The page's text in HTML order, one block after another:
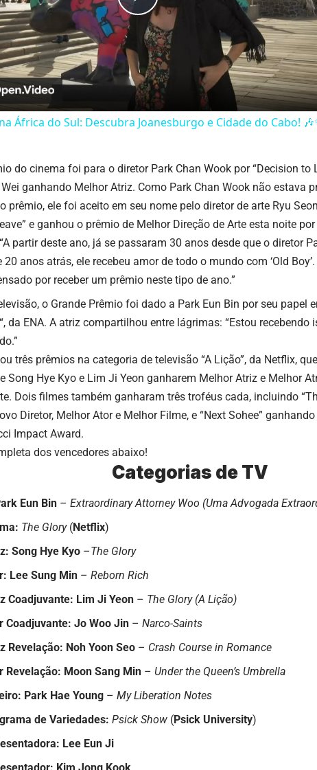
Play
Video
África do Sul: Descubra Joanesburgo e Cidade do Cabo!
do cinema foi para o diretor Park Chan Wook por “Decision to
ganhando Melhor Atriz. Como Park Chan Wook não estava
prêmio, ele foi aceito em seu nome pelo diretor de arte Ryu
e ganhou o prêmio de Melhor Direção de Arte esta noite
partir deste ano, já se passaram 30 anos desde que o diretor
20 anos atrás, ele recebeu amor de todo o mundo com ‘Old
por receber um prêmio neste tipo de ano.”
o Grande Prêmio foi dado a Park Eun Bin por seu papel
“, da ENA. A atriz compartilhou entre lágrimas: “Estou recebendo
três prêmios na categoria de televisão “A Lição”, da Netflix,
Song Hye Kyo e Lim Ji Yeon ganharem Melhor Atriz e Melhor
Dois filmes também ganharam três troféus cada, incluindo
Diretor, Melhor Ator e Melhor Filme, e “Next Sohee”
Impact Award.
dos vencedores abaixo!
Categorias de TV
Eun Bin – Extraordinary Attorney Woo (Uma Advogada
The Glory(Netflix)
Song Hye Kyo –The Glory
Lee Sung Min – Reborn Rich
Coadjuvante: Lim Ji Yeon – The Glory (A Lição)
Coadjuvante: Jo Woo Jin – Narco-Saints
Revelação: Noh Yoon Seo – Crash Course in Romance
Revelação: Moon Sang Min – Under the Queen’s Umbrella
Park Hae Young – My Liberation Notes
de Variedades: Psick Show (Psick University)
Lee Eun Ji
Kim Jong Kook